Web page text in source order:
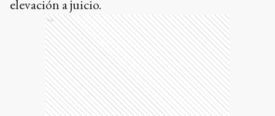
elevación a juicio.
Ads